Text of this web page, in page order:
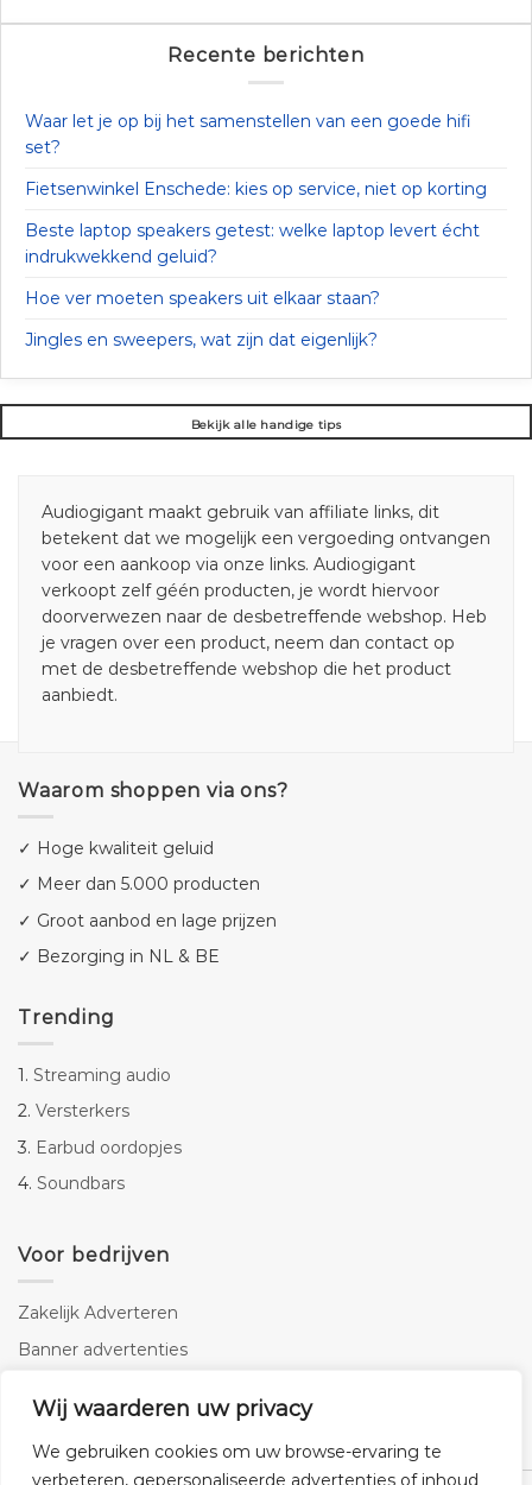
Wij waarderen uw privacy
We gebruiken cookies om uw browse-ervaring te
verbeteren, gepersonaliseerde advertenties of inhoud
Recente berichten
Waar let je op bij het samenstellen van een goede hifi
set?
Fietsenwinkel Enschede: kies op service, niet op korting
Beste laptop speakers getest: welke laptop levert écht
indrukwekkend geluid?
Hoe ver moeten speakers uit elkaar staan?
Jingles en sweepers, wat zijn dat eigenlijk?
Bekijk alle handige tips
Audiogigant maakt gebruik van affiliate links, dit
betekent dat we mogelijk een vergoeding ontvangen
voor een aankoop via onze links. Audiogigant
verkoopt zelf géén producten, je wordt hiervoor
doorverwezen naar de desbetreffende webshop. Heb
je vragen over een product, neem dan contact op
met de desbetreffende webshop die het product
aanbiedt.
Waarom shoppen via ons?
✓ Hoge kwaliteit geluid
✓ Meer dan 5.000 producten
✓ Groot aanbod en lage prijzen
✓ Bezorging in NL & BE
Trending
1. Streaming audio
2. Versterkers
3. Earbud oordopjes
4. Soundbars
Voor bedrijven
Zakelijk Adverteren
Banner advertenties
SEO copywriting